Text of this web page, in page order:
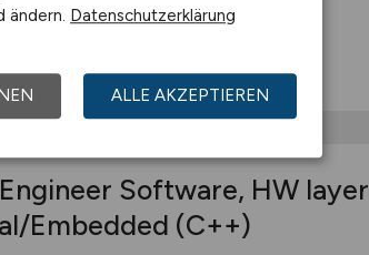
Europe GmbH
Software, HW layer
Embedded (C++)
ändern. Datenschutzerklärung
ALLE AKZEPTIEREN